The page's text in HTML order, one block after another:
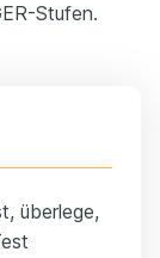
Stufen.
überlege,